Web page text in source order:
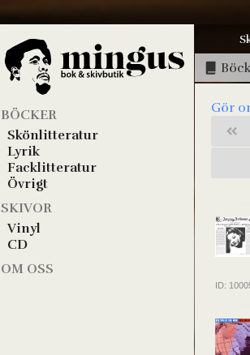
BÖCKER
Skönlitteratur
Lyrik
Facklitteratur
Övrigt
SKIVOR
Vinyl
CD
OM OSS
Gör
ID: